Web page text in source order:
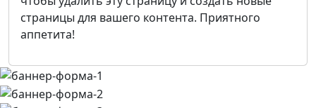
страницы для вашего контента. Приятного
аппетита!